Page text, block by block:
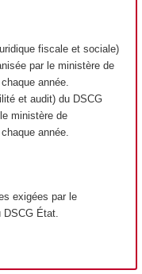
fiscale et sociale)
par le ministère de
année.
et audit) du DSCG
ministère de
année.
exigées par le
DSCG État.